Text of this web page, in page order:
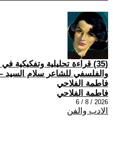
(35) قراءة تحليلية وتفكيكية
والفلسفي للشاعر سلام السيد
فاطمة الفلاحي
فاطمة الفلاحي
2026 / 8 / 6
الادب والفن